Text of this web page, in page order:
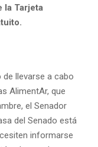
la Tarjeta
llevarse a cabo
AlimentAr, que
el Senador
del Senado está
informarse